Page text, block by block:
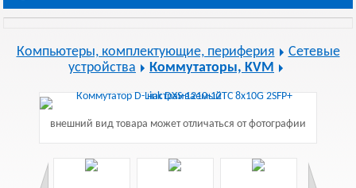
Компьютеры, комплектующие, периферия
Сетевые
устройства
Коммутаторы, KVM
внешний вид товара может отличаться от фотографии